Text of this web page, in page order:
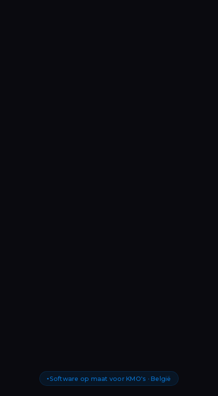
Software op maat voor KMO's · België